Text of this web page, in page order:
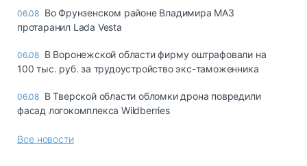
06.08 Во Фрунзенском районе Владимира МАЗ
протаранил Lada Vesta
06.08 В Воронежской области фирму оштрафовали на
100 тыс. руб. за трудоустройство экс-таможенника
06.08 В Тверской области обломки дрона повредили
фасад логокомплекса Wildberries
Все новости